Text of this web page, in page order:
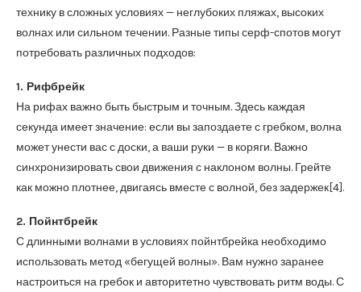
технику в сложных условиях — неглубоких пляжах, высоких
волнах или сильном течении. Разные типы серф-спотов могут
потребовать различных подходов:
1. Рифбрейк
На рифах важно быть быстрым и точным. Здесь каждая
секунда имеет значение: если вы запоздаете с гребком, волна
может унести вас с доски, а ваши руки — в коряги. Важно
синхронизировать свои движения с наклоном волны. Грейте
как можно плотнее, двигаясь вместе с волной, без задержек[4].
2. Пойнтбрейк
С длинными волнами в условиях пойнтбрейка необходимо
использовать метод «бегущей волны». Вам нужно заранее
настроиться на гребок и авторитетно чувствовать ритм воды. С